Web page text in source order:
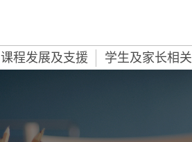
课程发展及支援 学生及家长相关